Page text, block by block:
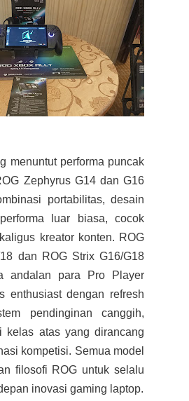
menuntut performa puncak
Zephyrus G14 dan G16
portabilitas, desain
luar biasa, cocok
kreator konten. ROG
dan ROG Strix G16/G18
andalan para Pro Player
enthusiast dengan refresh
pendinginan canggih,
kelas atas yang dirancang
kompetisi. Semua model
filosofi ROG untuk selalu
inovasi gaming laptop.